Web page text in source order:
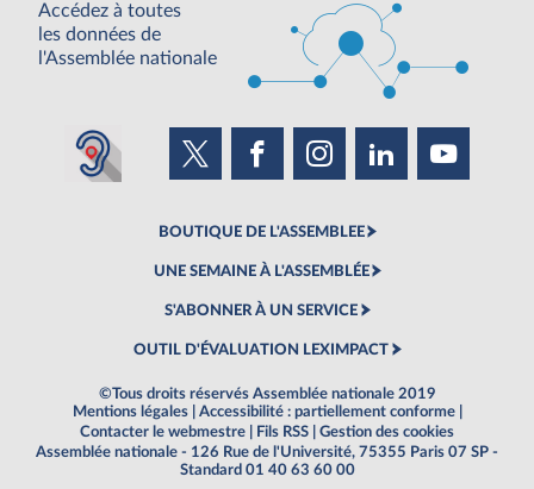
Accédez à toutes
les données de
l'Assemblée nationale
BOUTIQUE DE L'ASSEMBLEE
UNE SEMAINE À L'ASSEMBLÉE
S'ABONNER À UN SERVICE
OUTIL D'ÉVALUATION LEXIMPACT
©Tous droits réservés Assemblée nationale 2019
Mentions légales
Accessibilité : partiellement conforme
Contacter le webmestre
Fils RSS
Gestion des cookies
Assemblée nationale - 126 Rue de l'Université, 75355 Paris 07 SP -
Standard 01 40 63 60 00